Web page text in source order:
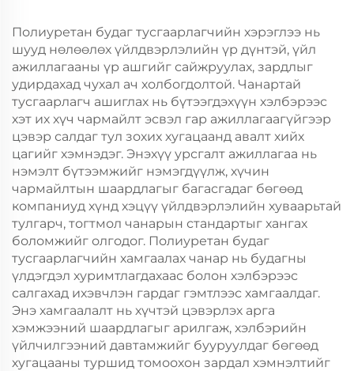
Полиуретан будаг тусгаарлагчийн хэрэглээ нь
шууд нөлөөлөх үйлдвэрлэлийн үр дүнтэй, үйл
ажиллагааны үр ашгийг сайжруулах, зардлыг
удирдахад чухал ач холбогдолтой. Чанартай
тусгаарлагч ашиглах нь бүтээгдэхүүн хэлбэрээс
хэт их хүч чармайлт эсвэл гар ажиллагаагүйгээр
цэвэр салдаг тул зохих хугацаанд авалт хийх
цагийг хэмнэдэг. Энэхүү урсгалт ажиллагаа нь
нэмэлт бүтээмжийг нэмэгдүүлж, хүчин
чармайлтын шаардлагыг багасгадаг бөгөөд
компаниуд хүнд хэцүү үйлдвэрлэлийн хуваарьтай
тулгарч, тогтмол чанарын стандартыг хангах
боломжийг олгодог. Полиуретан будаг
тусгаарлагчийн хамгаалах чанар нь будагны
үлдэгдэл хуримтлагдахаас болон хэлбэрээс
салгахад ихэвчлэн гардаг гэмтлээс хамгаалдаг.
Энэ хамгаалалт нь хүчтэй цэвэрлэх арга
хэмжээний шаардлагыг арилгаж, хэлбэрийн
үйлчилгээний давтамжийг бууруулдаг бөгөөд
хугацааны туршид томоохон зардал хэмнэлтийг